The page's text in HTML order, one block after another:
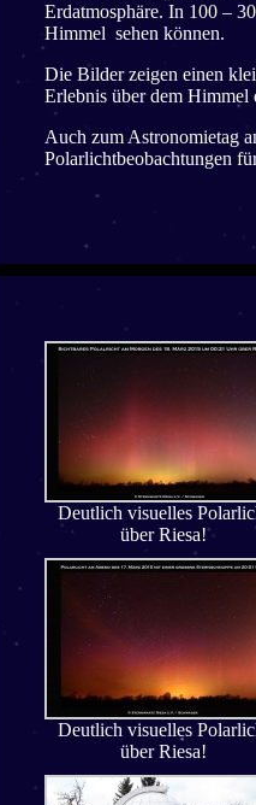
Erdatmosphäre. In 100 –
Himmel sehen können.
Die Bilder zeigen einen
Erlebnis über dem Himmel
Auch zum Astronomietag
Polarlichtbeobachtungen
Deutlich visuelles
über Riesa!
Deutlich visuelles
über Riesa!